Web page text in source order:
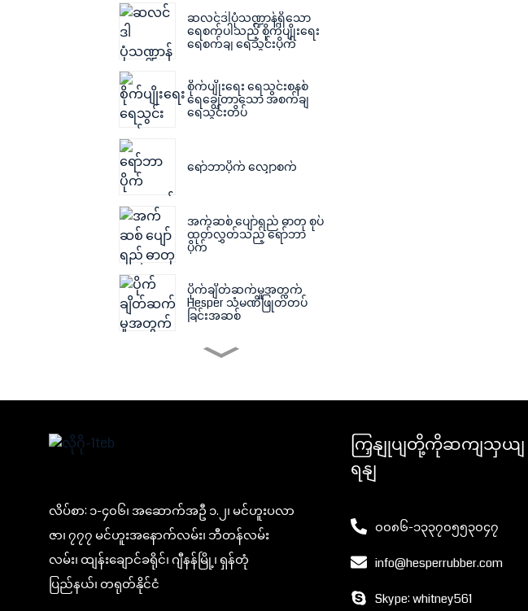
ဆလင်ဒါပုံသဏ္ဍာန်ရှိသော
ရေစက်ပါသည့် စိုက်ပျိုးရေး
ရေစက်ချ ရေသွင်းပိုက်
စိုက်ပျိုးရေး ရေသွင်းစနစ်
ရေချွေတာသော အစက်ချ
ရေသွင်းတိပ်
ရော်ဘာပိုက် လျှောစက်
အက်ဆစ် ပျော်ရည် ဓာတု စုပ်
ထုတ်လွှတ်သည့် ရော်ဘာ
ပိုက်
ပိုက်ချိတ်ဆက်မှုအတွက်
Hesper သံမဏိဖြုတ်တပ်
ခြင်းအဆစ်
ပွန်းပဲ့မှုဒဏ်ခံနိုင်သော
ရော်ဘာသဲမှုတ်ပိုက်
PE (polyethylene) Layflat
လိပ်စာ: ၁-၄၀၆၊ အဆောက်အဦ ၁.၂၊ မင်ဟူးပလာ
ဇာ၊ ၇၇၇ မင်ဟူးအနောက်လမ်း၊ ဘီတန်လမ်း
လမ်း၊ ထျန်းချောင်ခရိုင်၊ ဂျီနန်မြို့၊ ရှန်တုံ
ပြည်နယ်၊ တရုတ်နိုင်ငံ
ကြှနျုပျတို့ကိုဆကျသှယျ
ရနျ
၀၀၈၆-၁၃၃၇၀၅၅၃၀၄၇
info@hesperrubber.com
Skype: whitney561